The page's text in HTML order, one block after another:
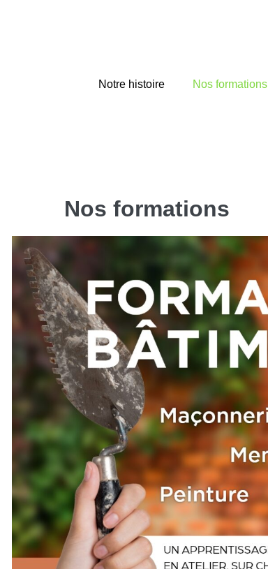
Notre histoire Nos formations
Nos formations